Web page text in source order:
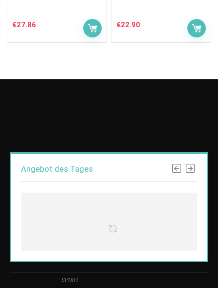
€27.86 €22.90
Angebot des Tages
SPORT